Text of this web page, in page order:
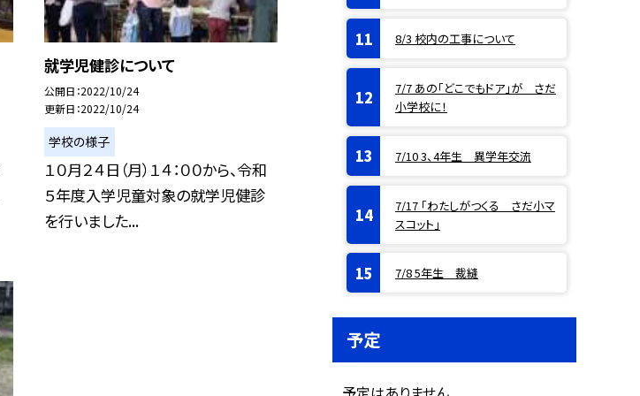
就学児健診について
公開日 2022/10/24
更新日 2022/10/24
学校の様子
１０月２４日（月）１４：００から、令和
５年度入学児童対象の就学児健診
を行いました...
8/3 校内の工事について
7/7 あの「どこでもドア」が さだ
小学校に！
7/10 3、4年生 異学年交流
7/17 「わたしがつくる さだ小マ
スコット」
7/8 5年生 裁縫
予定